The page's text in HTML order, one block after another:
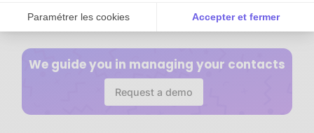
Paramétrer les cookies
Accepter et fermer
Notre plateforme vous permet d'adapter et de gérer vos paramètres
We guide you in managing your contacts
Request a demo